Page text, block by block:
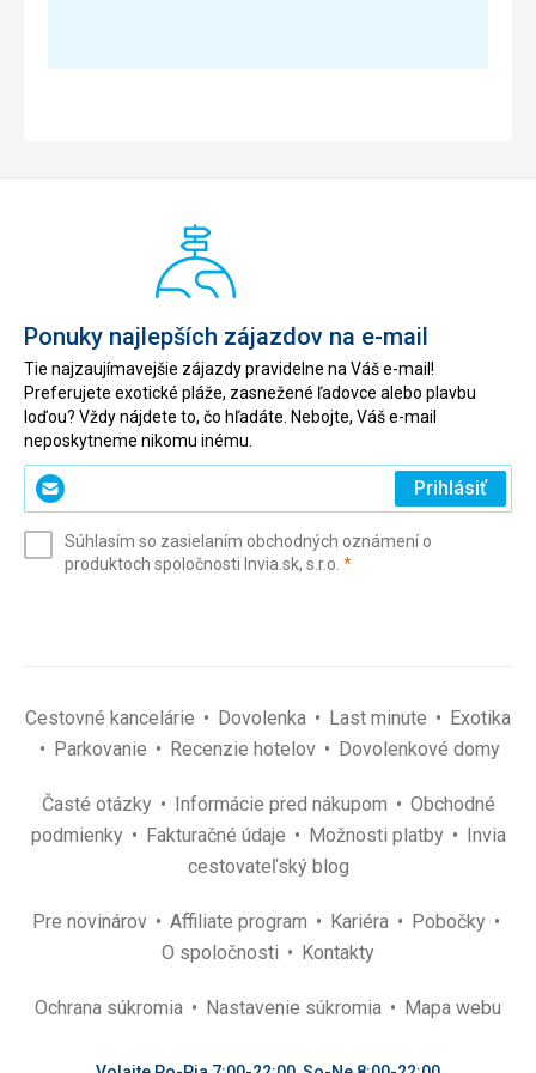
Ponuky najlepších zájazdov na e-mail
Tie najzaujímavejšie zájazdy pravidelne na Váš e-mail!
Preferujete exotické pláže, zasnežené ľadovce alebo plavbu
loďou? Vždy nájdete to, čo hľadáte. Nebojte, Váš e-mail
neposkytneme nikomu inému.
Zadajte
svoj
(povinné)
Prihlásiť
Súhlasím so zasielaním obchodných oznámení o
produktoch spoločnosti Invia.sk, s.r.o. *(povinné)
Cestovné kancelárie Dovolenka Last minute
Exotika
Parkovanie
Recenzie hotelov Dovolenkové domy
Časté otázky Informácie pred nákupom
Obchodné
podmienky
Fakturačné údaje Možnosti platby
Invia
cestovateľský blog
Pre novinárov Affiliate program Kariéra
Pobočky
O spoločnosti
Kontakty
Ochrana súkromia Nastavenie súkromia Mapa webu